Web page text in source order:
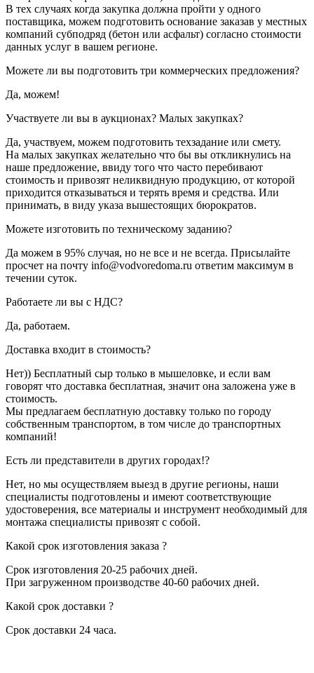
В тех случаях когда закупка должна пройти у одного
поставщика, можем подготовить основание заказав у местных
компаний субподряд (бетон или асфальт) согласно стоимости
данных услуг в вашем регионе.
Можете ли вы подготовить три коммерческих предложения?
Да, можем!
Участвуете ли вы в аукционах? Малых закупках?
Да, участвуем, можем подготовить техзадание или смету.
На малых закупках желательно что бы вы откликнулись на
наше предложение, ввиду того что часто перебивают
стоимость и привозят неликвидную продукцию, от которой
приходится отказываться и терять время и средства. Или
принимать, в виду указа вышестоящих бюрократов.
Можете изготовить по техническому заданию?
Да можем в 95% случая, но не все и не всегда. Присылайте
просчет на почту info@vodvoredoma.ru ответим максимум в
течении суток.
Работаете ли вы с НДС?
Да, работаем.
Доставка входит в стоимость?
Нет)) Бесплатный сыр только в мышеловке, и если вам
говорят что доставка бесплатная, значит она заложена уже в
стоимость.
Мы предлагаем бесплатную доставку только по городу
собственным транспортом, в том числе до транспортных
компаний!
Есть ли представители в других городах!?
Нет, но мы осуществляем выезд в другие регионы, наши
специалисты подготовлены и имеют соответствующие
удостоверения, все материалы и инструмент необходимый для
монтажа специалисты привозят с собой.
Какой срок изготовления заказа ?
Срок изготовления 20-25 рабочих дней.
При загруженном производстве 40-60 рабочих дней.
Какой срок доставки ?
Срок доставки 24 часа.